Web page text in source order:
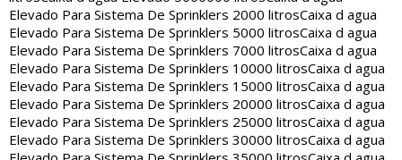
Elevado Para Sistema De Sprinklers 2000 litrosCaixa d agua
Elevado Para Sistema De Sprinklers 5000 litrosCaixa d agua
Elevado Para Sistema De Sprinklers 7000 litrosCaixa d agua
Elevado Para Sistema De Sprinklers 10000 litrosCaixa d agua
Elevado Para Sistema De Sprinklers 15000 litrosCaixa d agua
Elevado Para Sistema De Sprinklers 20000 litrosCaixa d agua
Elevado Para Sistema De Sprinklers 25000 litrosCaixa d agua
Elevado Para Sistema De Sprinklers 30000 litrosCaixa d agua